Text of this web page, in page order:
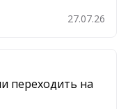
27.07.26
переходить на